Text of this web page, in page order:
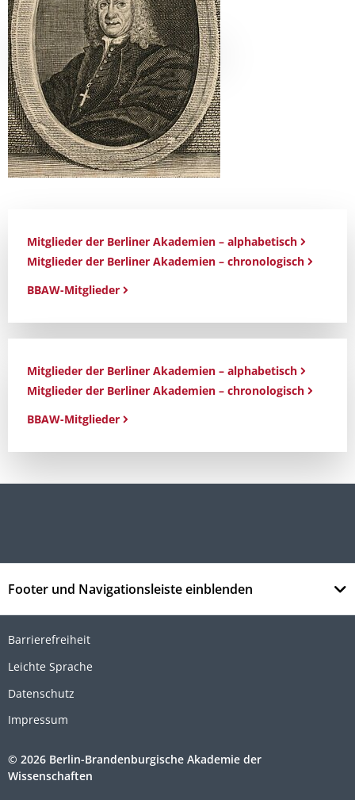
Mitglieder der Berliner Akademien – alphabetisch
Mitglieder der Berliner Akademien – chronologisch
BBAW-Mitglieder
Mitglieder der Berliner Akademien – alphabetisch
Mitglieder der Berliner Akademien – chronologisch
BBAW-Mitglieder
Footer und Navigationsleiste einblenden
Barrierefreiheit
Leichte Sprache
Datenschutz
Impressum
© 2026 Berlin-Brandenburgische Akademie der
Wissenschaften